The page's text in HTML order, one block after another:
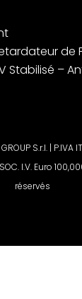
de
Stabilisé –
S.r.l. | P.IVA
I.V. Euro
réservés